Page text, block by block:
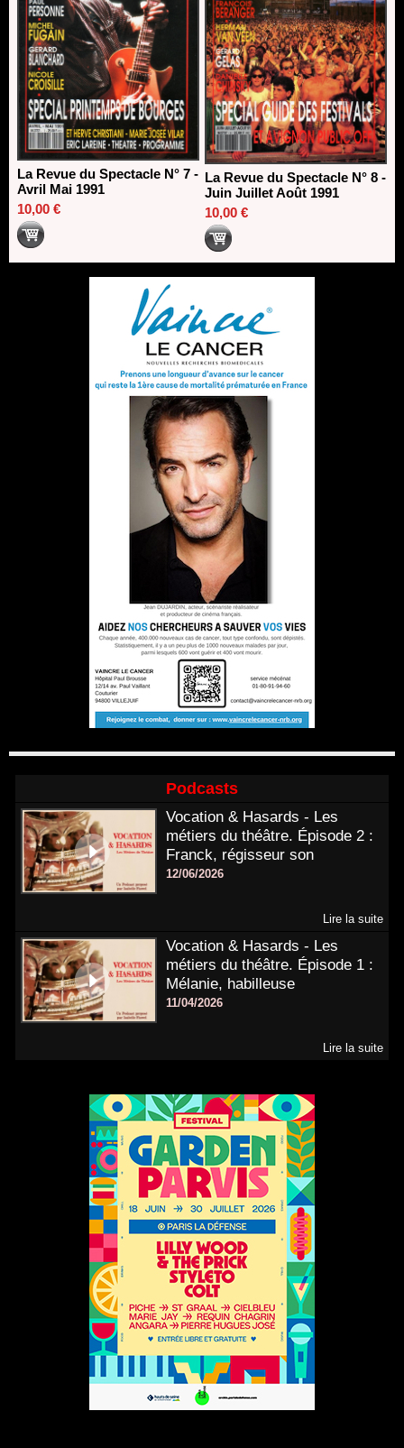
La Revue du Spectacle N° 7 -
Avril Mai 1991
10,00 €
La Revue du Spectacle N° 8 -
Juin Juillet Août 1991
10,00 €
Podcasts
Vocation & Hasards - Les
métiers du théâtre. Épisode 2 :
Franck, régisseur son
12/06/2026
Lire la suite
Vocation & Hasards - Les
métiers du théâtre. Épisode 1 :
Mélanie, habilleuse
11/04/2026
Lire la suite